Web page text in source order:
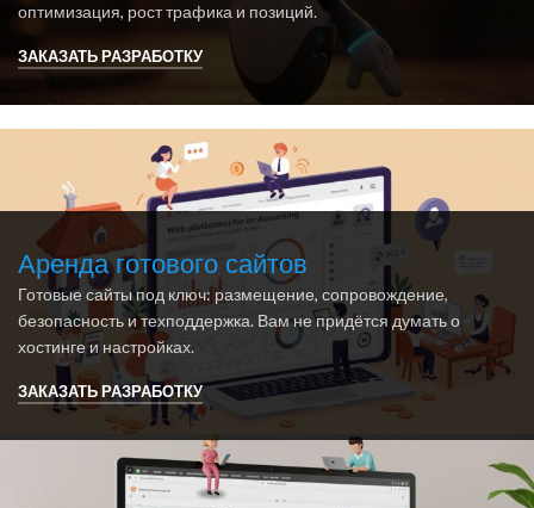
оптимизация, рост трафика и позиций.
ЗАКАЗАТЬ РАЗРАБОТКУ
Аренда готового сайтов
Готовые сайты под ключ: размещение, сопровождение,
безопасность и техподдержка. Вам не придётся думать о
хостинге и настройках.
ЗАКАЗАТЬ РАЗРАБОТКУ